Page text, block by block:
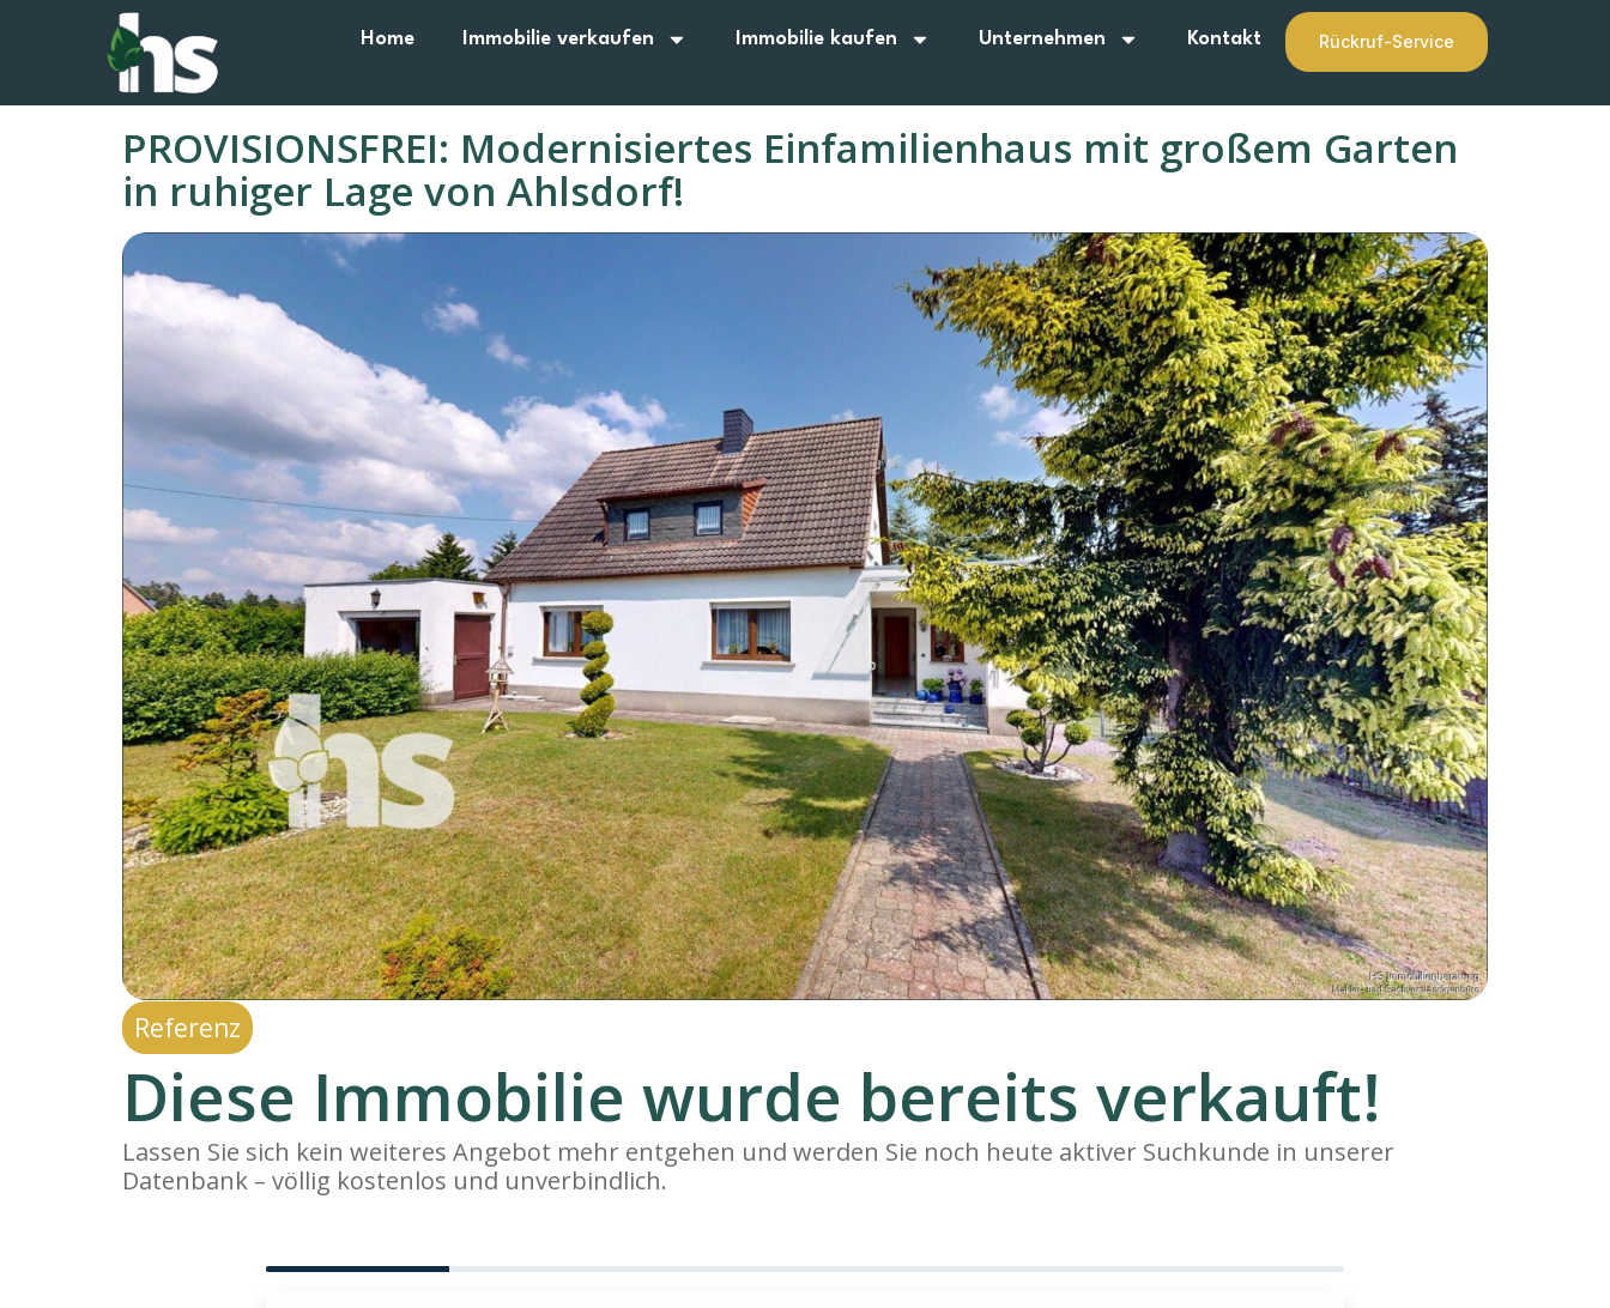
Home Immobilie verkaufen Immobilie kaufen Unternehmen Kontakt Rückruf-Service
PROVISIONSFREI: Modernisiertes Einfamilienhaus mit großem Garten
in ruhiger Lage von Ahlsdorf!
Referenz
Diese Immobilie wurde bereits verkauft!
Lassen Sie sich kein weiteres Angebot mehr entgehen und werden Sie noch heute aktiver Suchkunde in unserer
Datenbank – völlig kostenlos und unverbindlich.